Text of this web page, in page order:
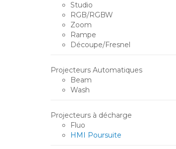
Studio
RGB/RGBW
Zoom
Rampe
Découpe/Fresnel
Projecteurs Automatiques
Beam
Wash
Projecteurs à décharge
Fluo
HMI Poursuite